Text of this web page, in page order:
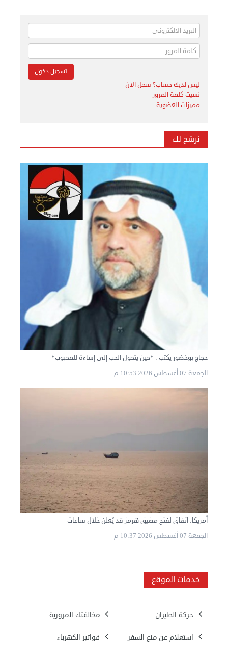
ليس لديك حساب؟ سجل الان
نسيت كلمة المرور
مميزات العضوية
نرشح لك
حجاج بوخضور يكتب : *حين يتحول الحب إلى إساءة للمحبوب*
الجمعة 07 أغسطس 2026 10:53 م
أمريكا: اتفاق لفتح مضيق هرمز قد يُعلن خلال ساعات
الجمعة 07 أغسطس 2026 10:37 م
خدمات الموقع
حركة الطيران مخالفتك المرورية
استعلام عن منع السفر فواتير الكهرباء